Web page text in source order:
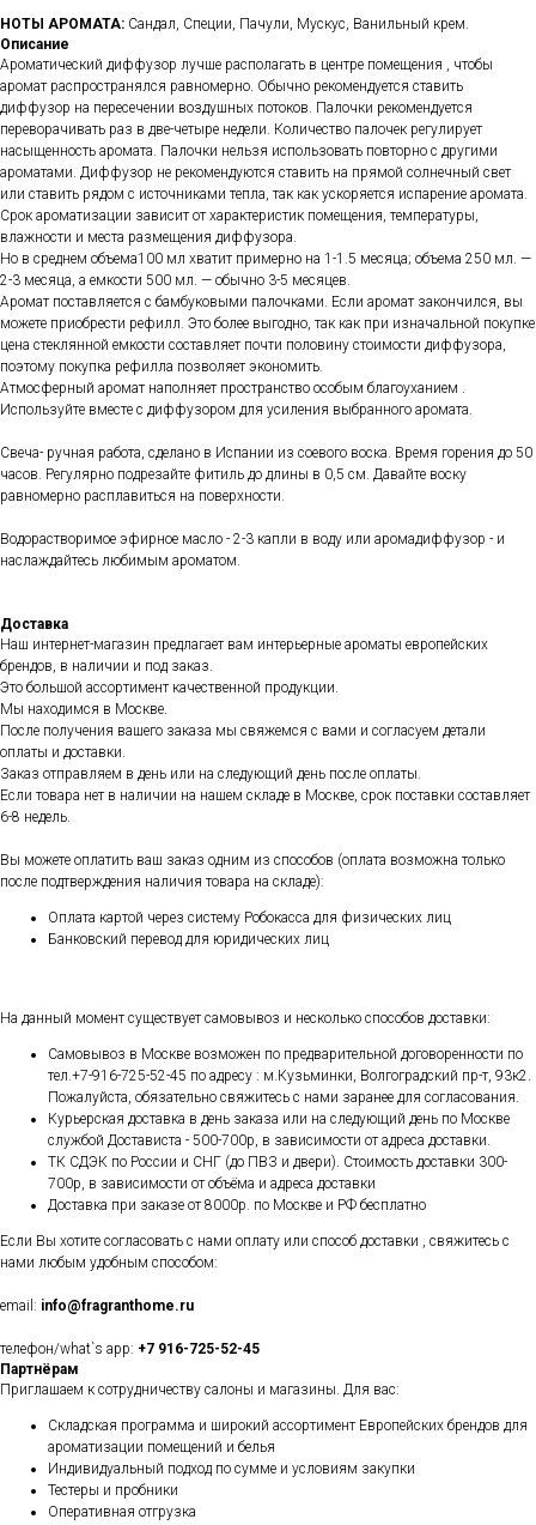
НОТЫ АРОМАТА: Сандал, Специи, Пачули, Мускус, Ванильный крем.
Описание
Ароматический диффузор лучше располагать в центре помещения , чтобы
аромат распространялся равномерно. Обычно рекомендуется ставить
диффузор на пересечении воздушных потоков. Палочки рекомендуется
переворачивать раз в две-четыре недели. Количество палочек регулирует
насыщенность аромата. Палочки нельзя использовать повторно с другими
ароматами. Диффузор не рекомендуются ставить на прямой солнечный свет
или ставить рядом с источниками тепла, так как ускоряется испарение аромата.
Срок ароматизации зависит от характеристик помещения, температуры,
влажности и места размещения диффузора.
Но в среднем объема100 мл хватит примерно на 1-1.5 месяца; объема 250 мл. —
2-3 месяца, а емкости 500 мл. — обычно 3-5 месяцев.
Аромат поставляется с бамбуковыми палочками. Если аромат закончился, вы
можете приобрести рефилл. Это более выгодно, так как при изначальной покупке
цена стеклянной емкости составляет почти половину стоимости диффузора,
поэтому покупка рефилла позволяет экономить.
Атмосферный аромат наполняет пространство особым благоуханием .
Используйте вместе с диффузором для усиления выбранного аромата.
Свеча- ручная работа, сделано в Испании из соевого воска. Время горения до 50
часов. Регулярно подрезайте фитиль до длины в 0,5 см. Давайте воску
равномерно расплавиться на поверхности.
Водорастворимое эфирное масло - 2-3 капли в воду или аромадиффузор - и
наслаждайтесь любимым ароматом.
Доставка
Наш интернет-магазин предлагает вам интерьерные ароматы европейских
брендов, в наличии и под заказ.
Это большой ассортимент качественной продукции.
Мы находимся в Москве.
После получения вашего заказа мы свяжемся с вами и согласуем детали
оплаты и доставки.
Заказ отправляем в день или на следующий день после оплаты.
Если товара нет в наличии на нашем складе в Москве, срок поставки составляет
6-8 недель.
Вы можете оплатить ваш заказ одним из способов (оплата возможна только
после подтверждения наличия товара на складе):
Оплата картой через систему Робокасса для физических лиц
Банковский перевод для юридических лиц
На данный момент существует самовывоз и несколько способов доставки:
Самовывоз в Москве возможен по предварительной договоренности по
тел.+7-916-725-52-45 по адресу : м.Кузьминки, Волгоградский пр-т, 93к2.
Пожалуйста, обязательно свяжитесь с нами заранее для согласования.
Курьерская доставка в день заказа или на следующий день по Москве
службой Достависта - 500-700р, в зависимости от адреса доставки.
ТК СДЭК по России и СНГ (до ПВЗ и двери). Стоимость доставки 300-
700р, в зависимости от объёма и адреса доставки
Доставка при заказе от 8000р. по Москве и РФ бесплатно
Если Вы хотите согласовать с нами оплату или способ доставки , свяжитесь с
нами любым удобным способом:
email: info@fragranthome.ru
телефон/what`s app: +7 916-725-52-45
Партнёрам
Приглашаем к сотрудничеству салоны и магазины. Для вас:
Складская программа и широкий ассортимент Европейских брендов для
ароматизации помещений и белья
Индивидуальный подход по сумме и условиям закупки
Тестеры и пробники
Оперативная отгрузка